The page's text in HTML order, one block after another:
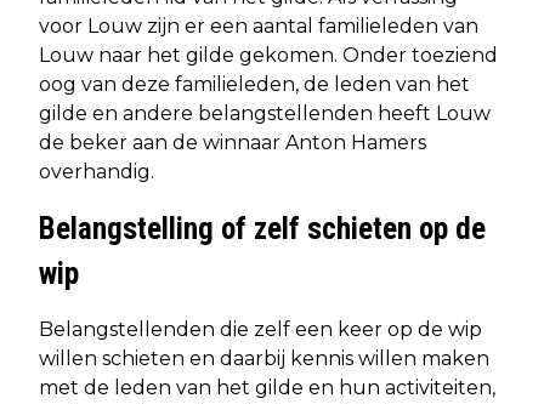
voor Louw zijn er een aantal familieleden van
Louw naar het gilde gekomen. Onder toeziend
oog van deze familieleden, de leden van het
gilde en andere belangstellenden heeft Louw
de beker aan de winnaar Anton Hamers
overhandig.
Belangstelling of zelf schieten op de
wip
Belangstellenden die zelf een keer op de wip
willen schieten en daarbij kennis willen maken
met de leden van het gilde en hun activiteiten,